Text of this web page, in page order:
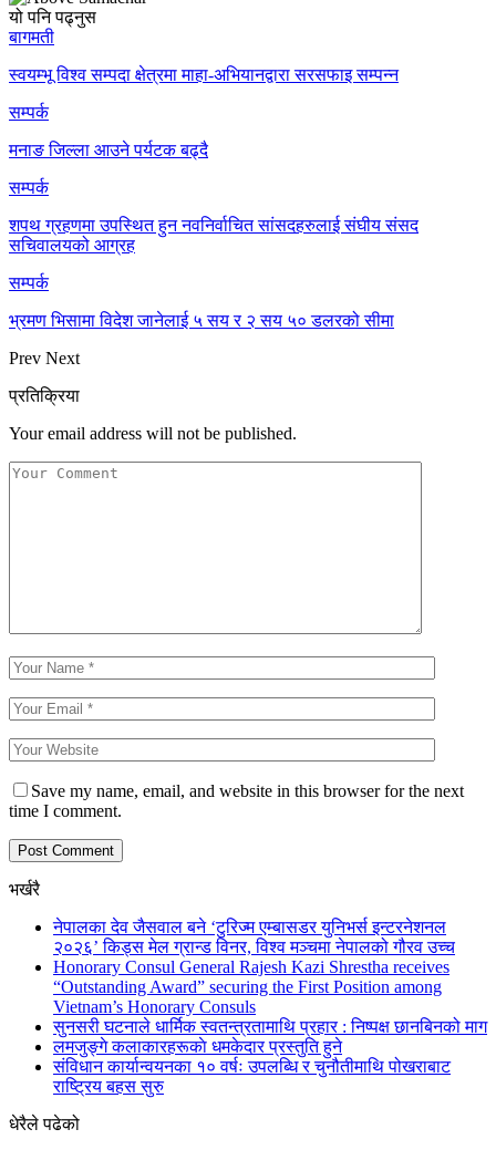
यो पनि पढ्नुस
बागमती
स्वयम्भू विश्व सम्पदा क्षेत्रमा माहा-अभियानद्वारा सरसफाइ सम्पन्न
सम्पर्क
मनाङ जिल्ला आउने पर्यटक बढ्दै
सम्पर्क
शपथ ग्रहणमा उपस्थित हुन नवनिर्वाचित सांसदहरुलाई संघीय संसद
सचिवालयको आग्रह
सम्पर्क
भ्रमण भिसामा विदेश जानेलाई ५ सय र २ सय ५० डलरको सीमा
Prev Next
प्रतिक्रिया
Your email address will not be published.
Save my name, email, and website in this browser for the next
time I comment.
भर्खरै
नेपालका देव जैसवाल बने ‘टुरिज्म एम्बासडर युनिभर्स इन्टरनेशनल
२०२६’ किड्स मेल ग्रान्ड विनर, विश्व मञ्चमा नेपालको गौरव उच्च
Honorary Consul General Rajesh Kazi Shrestha receives
“Outstanding Award” securing the First Position among
Vietnam’s Honorary Consuls
सुनसरी घटनाले धार्मिक स्वतन्त्रतामाथि प्रहार : निष्पक्ष छानबिनको माग
लमजुङ्गे कलाकारहरूकाे धमकेदार प्रस्तुति हुने
संविधान कार्यान्वयनका १० वर्षः उपलब्धि र चुनौतीमाथि पोखराबाट
राष्ट्रिय बहस सुरु
धेरैले पढेको